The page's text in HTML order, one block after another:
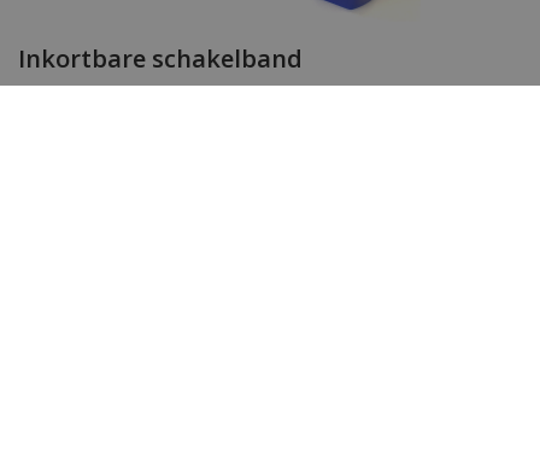
Inkortbare schakelband
De horlogeband van dit horloge kan gemakkelijk